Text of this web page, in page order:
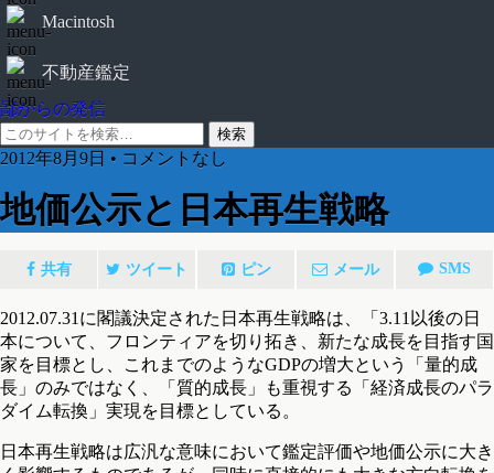
Macintosh
不動産鑑定
鄙からの発信
2012年8月9日 • コメントなし
地価公示と日本再生戦略
共有 ツイート ピン メール SMS
2012.07.31に閣議決定された日本再生戦略は、「3.11以後の日
本について、フロンティアを切り拓き、新たな成長を目指す国
家を目標とし、これまでのようなGDPの増大という「量的成
長」のみではなく、「質的成長」も重視する「経済成長のパラ
ダイム転換」実現を目標としている。
日本再生戦略は広汎な意味において鑑定評価や地価公示に大き